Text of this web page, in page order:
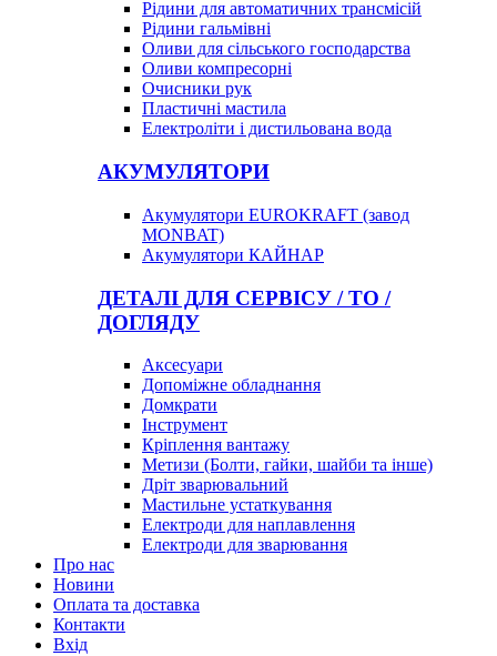
Рідини для автоматичних трансмісій
Рідини гальмівні
Оливи для сільського господарства
Оливи компресорні
Очисники рук
Пластичні мастила
Електроліти і дистильована вода
АКУМУЛЯТОРИ
Акумулятори EUROKRAFT (завод
MONBAT)
Акумулятори КАЙНАР
ДЕТАЛІ ДЛЯ СЕРВІСУ / ТО /
ДОГЛЯДУ
Аксесуари
Допоміжне обладнання
Домкрати
Інструмент
Кріплення вантажу
Метизи (Болти, гайки, шайби та інше)
Дріт зварювальний
Мастильне устаткування
Електроди для наплавлення
Електроди для зварювання
Про нас
Новини
Оплата та доставка
Контакти
Вхiд